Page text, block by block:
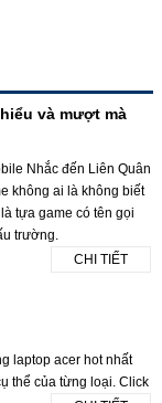
và mượt mà
Nhắc đến Liên Quân
không ai là không biết
tựa game có tên gọi
trường.
CHI TIẾT
laptop acer hot nhất
thể của từng loại. Click